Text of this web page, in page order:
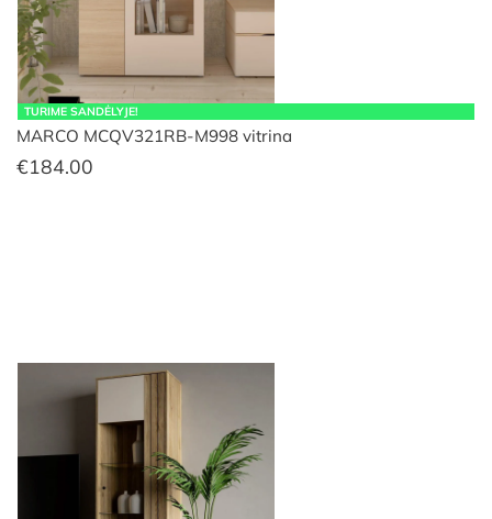
TURIME SANDĖLYJE!
MARCO MCQV321RB-M998 vitrina
€184.00